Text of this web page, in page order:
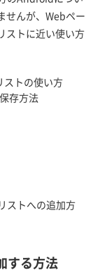
せんが、Webペー
ストに近い使い方
トの使い方
存方法
ストへの追加方
する方法